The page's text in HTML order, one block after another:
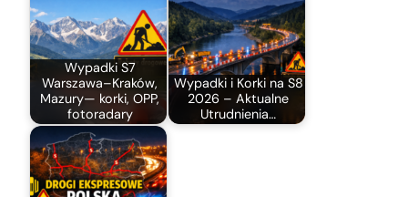
Wypadki S7
Warszawa–Kraków,
Mazury— korki, OPP,
fotoradary
Wypadki i Korki na S8
2026 – Aktualne
Utrudnienia…